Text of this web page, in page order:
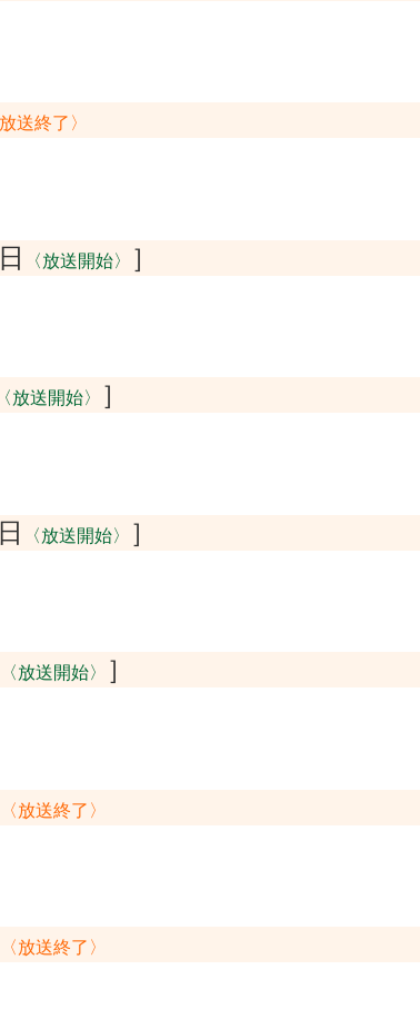
放送終了〉
〈放送開始〉 ］
〈放送開始〉 ］
〈放送開始〉 ］
〈放送開始〉 ］
〈放送終了〉
〈放送終了〉